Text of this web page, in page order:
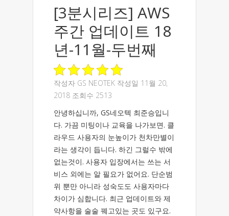
[3분시리즈] AWS
주간 업데이트 18
년-11월-두번째
작성자 GS NEOTEK 작성일 11월 20,
2018 조회수 2513
안녕하십니까, GS네오텍 최준승입니
다. 가끔 미팅이나 교육을 나가보면. 클
라우드 사용자의 눈높이가 천차만별이
라는 생각이 듭니다. 하긴 그럴수 밖에
없는것이. 사용자 입장에서는 쓰는 서
비스 외에는 알 필요가 없어요. 단순범
위 뿐만 아니라 성숙도도 사용자마다
차이가 심합니다. 최근 업데이트와 제
약사항을 술술 꿰고있는 곳도 있구요.